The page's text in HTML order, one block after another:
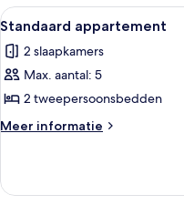
Alle
foto's
voor
Standaard
appartement
laden
1
Standaard appartement
2 slaapkamers
Max. aantal: 5
2 tweepersoonsbedden
Meer informatie
Meer
appartement